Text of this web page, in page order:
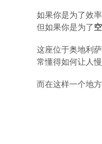
如果你是为了效
但如果你是为了
这座位于奥地利
常懂得如何让人
而在这样一个地方